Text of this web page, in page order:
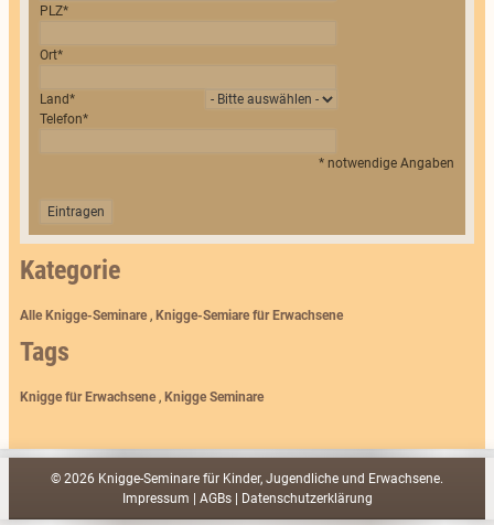
PLZ*
Ort*
Land*
Telefon*
* notwendige Angaben
Eintragen
Kategorie
Alle Knigge-Seminare , Knigge-Semiare für Erwachsene
Tags
Knigge für Erwachsene , Knigge Seminare
© 2026 Knigge-Seminare für Kinder, Jugendliche und Erwachsene.
Impressum | AGBs | Datenschutzerklärung